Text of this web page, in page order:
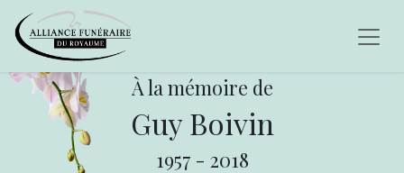
À la mémoire de
Guy Boivin
1957 - 2018